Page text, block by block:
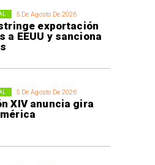
5 De Agosto De 2026
exportación
a EEUU y sanciona
5 De Agosto De 2026
XIV anuncia gira